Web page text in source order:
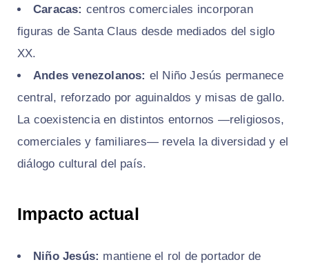
Caracas: centros comerciales incorporan
figuras de Santa Claus desde mediados del siglo
XX.
Andes venezolanos: el Niño Jesús permanece
central, reforzado por aguinaldos y misas de gallo.
La coexistencia en distintos entornos —religiosos,
comerciales y familiares— revela la diversidad y el
diálogo cultural del país.
Impacto actual
Niño Jesús: mantiene el rol de portador de